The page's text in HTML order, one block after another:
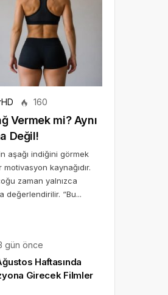
160
Vermek mi? Aynı
Değil!
aşağı indiğini görmek
kaynağıdır.
zaman yalnızca
değerlendirilir. “Bu...
gün önce
Haftasında
Girecek Filmler